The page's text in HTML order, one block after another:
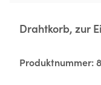
Drahtkorb, zur
Produktnummer: